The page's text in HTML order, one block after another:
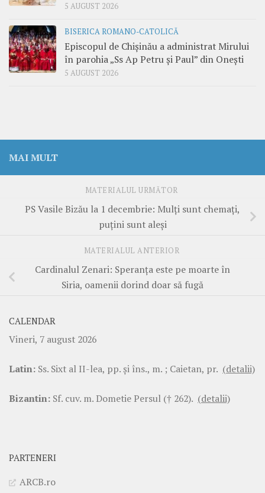
5 AUGUST 2026
BISERICA ROMANO-CATOLICĂ
Episcopul de Chișinău a administrat Mirului
în parohia „Ss Ap Petru și Paul” din Onești
5 AUGUST 2026
MAI MULT
MATERIALUL URMĂTOR
PS Vasile Bizău la 1 decembrie: Mulți sunt chemați,
puțini sunt aleși
MATERIALUL ANTERIOR
Cardinalul Zenari: Speranța este pe moarte în
Siria, oamenii dorind doar să fugă
CALENDAR
Vineri, 7 august 2026
Latin: Ss. Sixt al II-lea, pp. şi îns., m. ; Caietan, pr. (detalii)
Bizantin: Sf. cuv. m. Dometie Persul († 262). (detalii)
PARTENERI
ARCB.ro